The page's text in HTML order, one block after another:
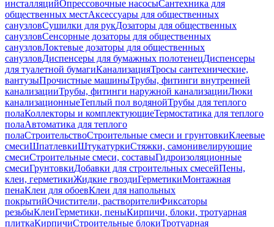
инсталляцийОпрессовочные насосыСантехника для
общественных местАксессуары для общественных
санузловСушилки для рукДозаторы для общественных
санузловСенсорные дозаторы для общественных
санузловЛоктевые дозаторы для общественных
санузловДиспенсеры для бумажных полотенецДиспенсеры
для туалетной бумагиКанализацияТросы сантехнические,
вантузыПрочистные машиныТрубы, фитинги внутренней
канализацииТрубы, фитинги наружной канализацииЛюки
канализационныеТеплый пол водянойТрубы для теплого
полаКоллекторы и комплектующиеТермостатика для теплого
полаАвтоматика для теплого
полаСтроительствоСтроительные смеси и грунтовкиКлеевые
смесиШпатлевкиШтукатуркиСтяжки, самонивелирующие
смесиСтроительные смеси, составыГидроизоляционные
смесиГрунтовкиДобавки для строительных смесейПены,
клеи, герметикиЖидкие гвоздиГерметикиМонтажная
пенаКлеи для обоевКлеи для напольных
покрытийОчистители, растворителиФиксаторы
резьбыКлеиГерметики, пеныКирпичи, блоки, тротуарная
плиткаКирпичиСтроительные блокиТротуарная